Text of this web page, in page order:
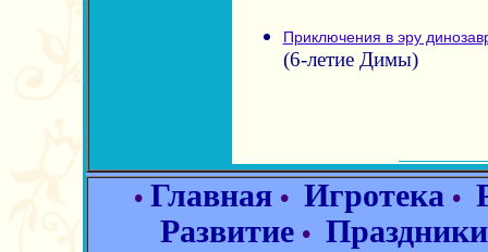
Приключения в эру
(6-летие Димы)
• Главная • Игротека •
Развитие• Праздники